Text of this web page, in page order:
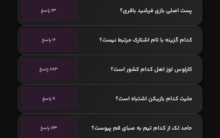
پست اصلی بازی فرشید باقری؟ 23 پاسخ
کدام گزینه با تام اشتارک مرتبط نیست؟ 16 پاسخ
کارلوس توز اهل کدام کشور است؟ 883 پاسخ
ملیت کدام بازیکن اشتباه است؟ 9 پاسخ
حامد لک از کدام تیم به صبای قم پیوست؟ 123 پاسخ